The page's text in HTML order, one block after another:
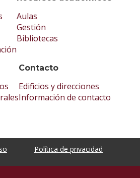
Aulas
Gestión
Bibliotecas
Contacto
Edificios y direcciones
Información de contacto
Política de privacidad